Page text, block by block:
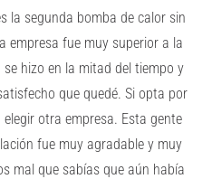
la segunda bomba de calor sin
empresa fue muy superior a la
hizo en la mitad del tiempo y
que quedé. Si opta por
otra empresa. Esta gente
fue muy agradable y muy
mal que sabías que aún había